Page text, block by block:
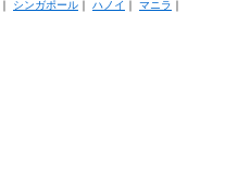
シンガポール｜ ハノイ マニラ